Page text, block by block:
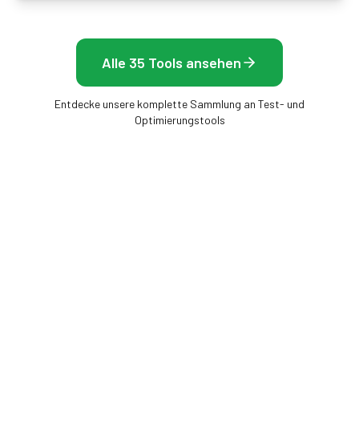
Alle 35 Tools ansehen
Entdecke unsere komplette Sammlung an Test- und
Optimierungstools